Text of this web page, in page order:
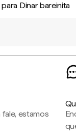
Dinar bareinita
estamos